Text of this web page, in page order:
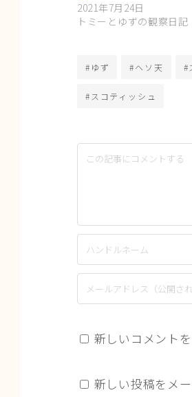
2021年7月24日
トミーとゆずの観察日記
#ゆず #ヘソ天 #
#スコティッシュ
新しいコメント
新しい投稿をメ